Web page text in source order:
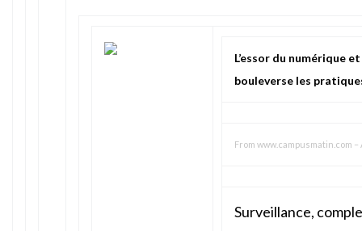
L’essor du numérique
bouleverse les
From www.campusmatin.com –
Surveillance,